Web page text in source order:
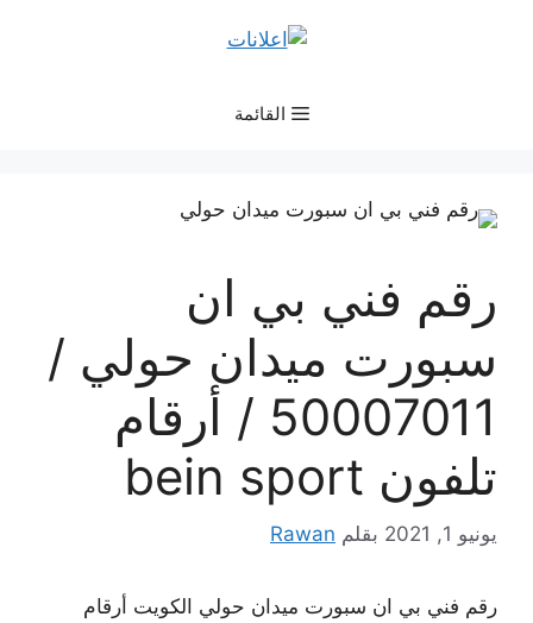
القائمة
رقم فني بي ان
سبورت ميدان حولي /
50007011 / أرقام
تلفون bein sport
يونيو 1, 2021 بقلم Rawan
رقم فني بي ان سبورت ميدان حولي الكويت أرقام